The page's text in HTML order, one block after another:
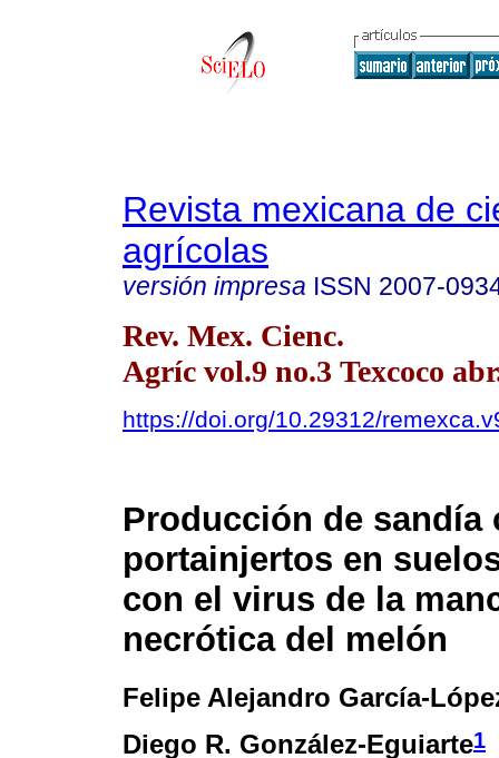
Revista mexicana de
agrícolas
versión impresa ISSN 2007-
Rev. Mex. Cienc.
Agríc vol.9 no.3 Texcoco
https://doi.org/10.29312/
Producción de sandía
portainjertos en
con el virus de la
necrótica del melón
Felipe Alejandro García-
Diego R. González-Eguiarte1